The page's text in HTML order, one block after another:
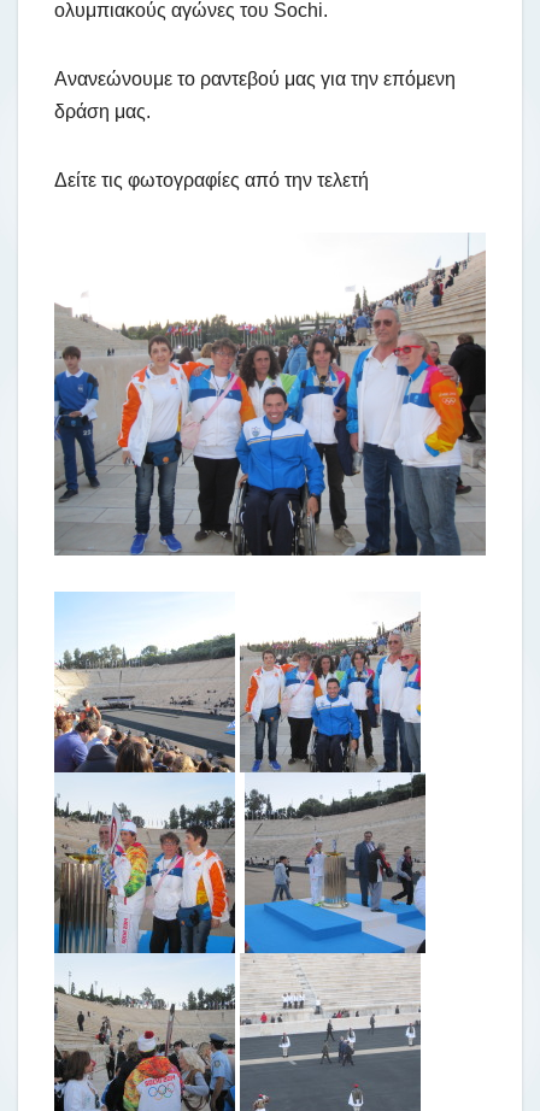
ολυμπιακούς αγώνες του Sochi.
Ανανεώνουμε το ραντεβού μας για την επόμενη
δράση μας.
Δείτε τις φωτογραφίες από την τελετή